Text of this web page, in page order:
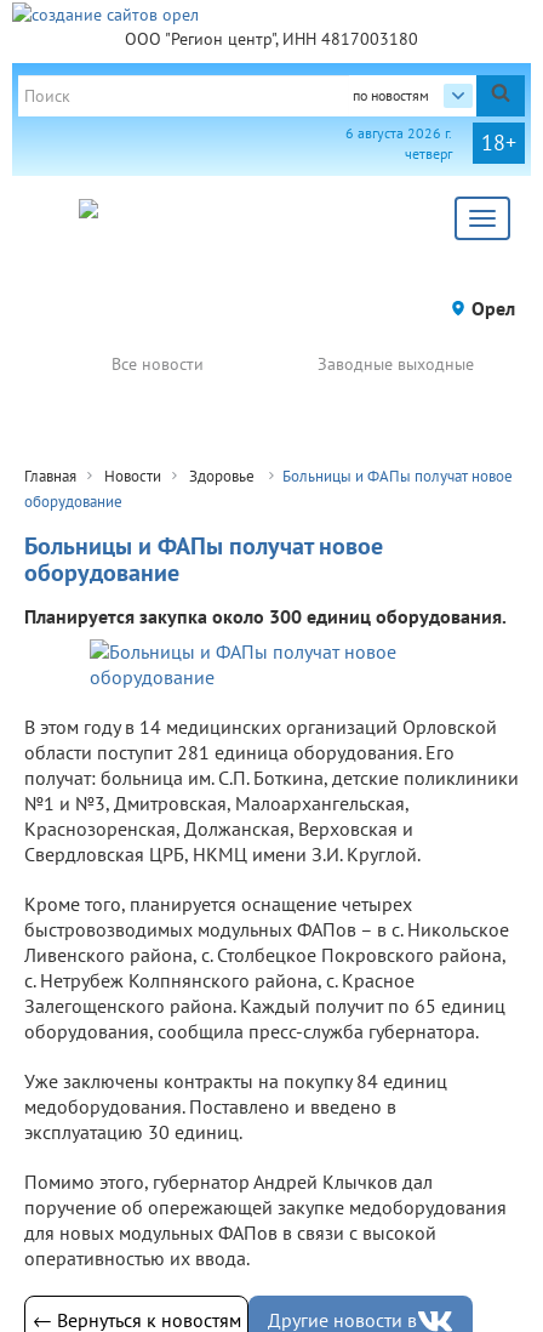
ООО "Регион центр", ИНН 4817003180
по новостям
18+
6 августа 2026 г.
четверг
Toggle
Орел
Все новости Заводные выходные
Главная Новости Здоровье
Больницы и ФАПы получат новое
оборудование
Больницы и ФАПы получат новое
оборудование
Планируется закупка около 300 единиц оборудования.
В этом году в 14 медицинских организаций Орловской
области поступит 281 единица оборудования. Его
получат: больница им. С.П. Боткина, детские поликлиники
№1 и №3, Дмитровская, Малоархангельская,
Краснозоренская, Должанская, Верховская и
Свердловская ЦРБ, НКМЦ имени З.И. Круглой.
Кроме того, планируется оснащение четырех
быстровозводимых модульных ФАПов – в с. Никольское
Ливенского района, с. Столбецкое Покровского района,
с. Нетрубеж Колпнянского района, с. Красное
Залегощенского района. Каждый получит по 65 единиц
оборудования, сообщила пресс-служба губернатора.
Уже заключены контракты на покупку 84 единиц
медоборудования. Поставлено и введено в
эксплуатацию 30 единиц.
Помимо этого, губернатор Андрей Клычков дал
поручение об опережающей закупке медоборудования
для новых модульных ФАПов в связи с высокой
оперативностью их ввода.
← Вернуться к новостям Другие новости в